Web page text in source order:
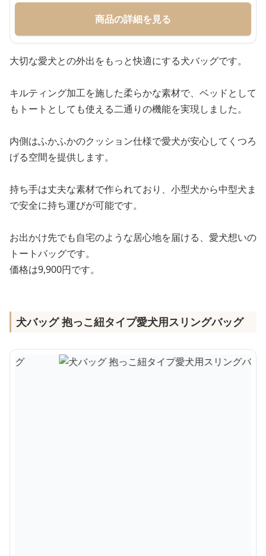
商品の詳細を見る
大切な愛犬との外出をもっと快適にする犬バッグです。
キルティング加工を施した柔らかな素材で、ベッドとして
もトートとしても使える二通りの機能を実現しました。
内側はふかふかのクッション仕様で愛犬が安心してくつろ
げる空間を提供します。
持ち手は丈夫な素材で作られており、小型犬から中型犬ま
で安全に持ち運びが可能です。
お出かけ先でも自宅のような居心地を届ける、愛犬想いの
トートバッグです。
価格は9,900円です。
犬バッグ 抱っこ紐タイプ愛犬用スリングバッグ